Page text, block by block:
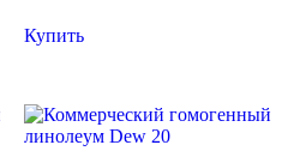
Купить